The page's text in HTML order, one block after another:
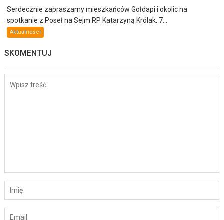
Serdecznie zapraszamy mieszkańców Gołdapi i okolic na
spotkanie z Poseł na Sejm RP Katarzyną Królak. 7...
Aktualności
SKOMENTUJ